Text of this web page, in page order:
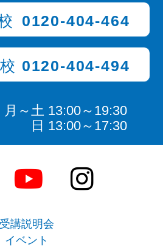
0120-404-464
0120-404-494
月～土 13:00～19:30
日 13:00～17:30
受講説明会
イベント